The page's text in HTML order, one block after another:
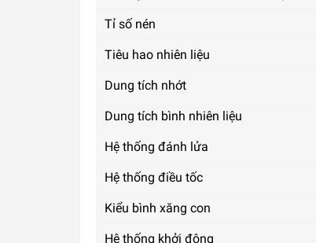
Tỉ số nén
Tiêu hao nhiên liệu
Dung tích nhớt
Dung tích bình nhiên liệu
Hệ thống đánh lửa
Hệ thống điều tốc
Kiểu bình xăng con
Hệ thống khởi động